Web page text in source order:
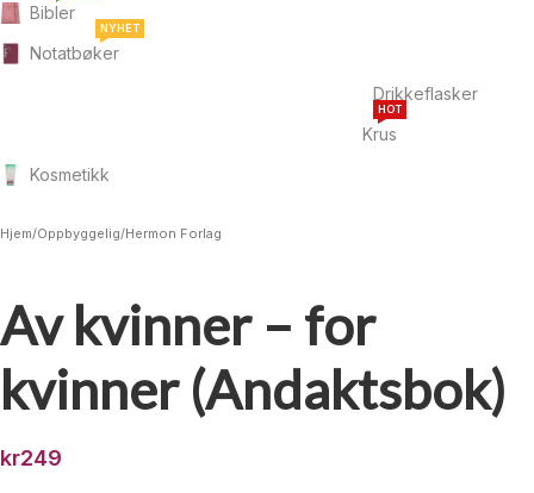
Bibler
Notatbøker
NYHET
Drikkeflasker
Krus
HOT
Kosmetikk
Hjem/Oppbyggelig/Hermon Forlag
Av kvinner – for
kvinner (Andaktsbok)
kr249